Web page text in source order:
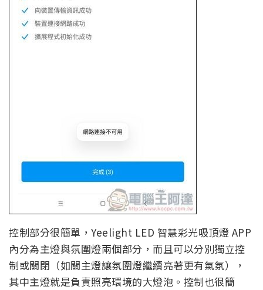
控制部分很簡單，Yeelight LED 智慧彩光吸頂燈 APP
內分為主燈與氛圍燈兩個部分，而且可以分別獨立控
制或關閉（如關主燈讓氛圍燈繼續亮著更有氣氛），
其中主燈就是負責照亮環境的大燈泡。控制也很簡